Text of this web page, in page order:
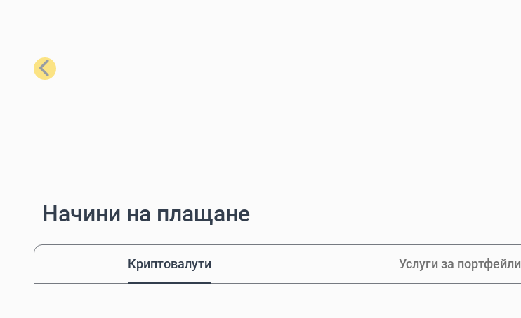
Предишен
Начини на плащане
Криптовалути Услуги за портфейли